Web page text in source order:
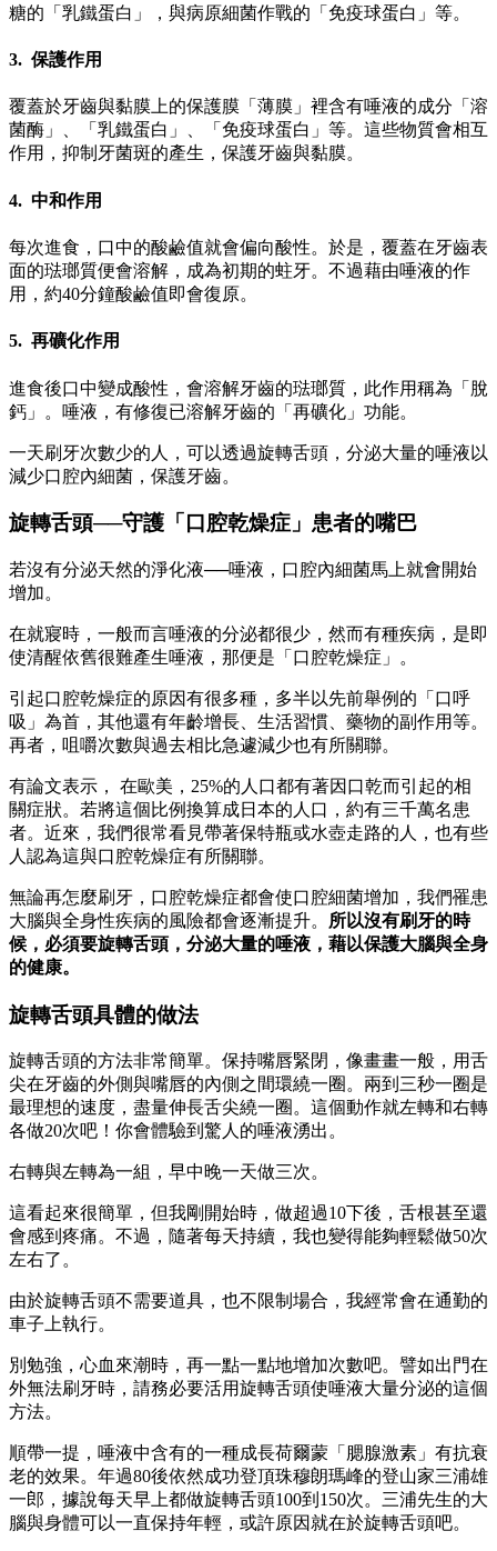
糖的「乳鐵蛋白」，與病原細菌作戰的「免疫球蛋白」等。
3. 保護作用
覆蓋於牙齒與黏膜上的保護膜「薄膜」裡含有唾液的成分「溶
菌酶」、「乳鐵蛋白」、「免疫球蛋白」等。這些物質會相互
作用，抑制牙菌斑的產生，保護牙齒與黏膜。
4. 中和作用
每次進食，口中的酸鹼值就會偏向酸性。於是，覆蓋在牙齒表
面的琺瑯質便會溶解，成為初期的蛀牙。不過藉由唾液的作
用，約40分鐘酸鹼值即會復原。
5. 再礦化作用
進食後口中變成酸性，會溶解牙齒的琺瑯質，此作用稱為「脫
鈣」。唾液，有修復已溶解牙齒的「再礦化」功能。
一天刷牙次數少的人，可以透過旋轉舌頭，分泌大量的唾液以
減少口腔內細菌，保護牙齒。
旋轉舌頭──守護「口腔乾燥症」患者的嘴巴
若沒有分泌天然的淨化液──唾液，口腔內細菌馬上就會開始
增加。
在就寢時，一般而言唾液的分泌都很少，然而有種疾病，是即
使清醒依舊很難產生唾液，那便是「口腔乾燥症」。
引起口腔乾燥症的原因有很多種，多半以先前舉例的「口呼
吸」為首，其他還有年齡增長、生活習慣、藥物的副作用等。
再者，咀嚼次數與過去相比急遽減少也有所關聯。
有論文表示， 在歐美，25%的人口都有著因口乾而引起的相
關症狀。若將這個比例換算成日本的人口，約有三千萬名患
者。近來，我們很常看見帶著保特瓶或水壺走路的人，也有些
人認為這與口腔乾燥症有所關聯。
無論再怎麼刷牙，口腔乾燥症都會使口腔細菌增加，我們罹患
大腦與全身性疾病的風險都會逐漸提升。 所以沒有刷牙的時
候，必須要旋轉舌頭，分泌大量的唾液，藉以保護大腦與全身
的健康。
旋轉舌頭具體的做法
旋轉舌頭的方法非常簡單。保持嘴唇緊閉，像畫畫一般，用舌
尖在牙齒的外側與嘴唇的內側之間環繞一圈。兩到三秒一圈是
最理想的速度，盡量伸長舌尖繞一圈。這個動作就左轉和右轉
各做20次吧！你會體驗到驚人的唾液湧出。
右轉與左轉為一組，早中晚一天做三次。
這看起來很簡單，但我剛開始時，做超過10下後，舌根甚至還
會感到疼痛。不過，隨著每天持續，我也變得能夠輕鬆做50次
左右了。
由於旋轉舌頭不需要道具，也不限制場合，我經常會在通勤的
車子上執行。
別勉強，心血來潮時，再一點一點地增加次數吧。譬如出門在
外無法刷牙時，請務必要活用旋轉舌頭使唾液大量分泌的這個
方法。
順帶一提，唾液中含有的一種成長荷爾蒙「腮腺激素」有抗衰
老的效果。年過80後依然成功登頂珠穆朗瑪峰的登山家三浦雄
一郎，據說每天早上都做旋轉舌頭100到150次。三浦先生的大
腦與身體可以一直保持年輕，或許原因就在於旋轉舌頭吧。